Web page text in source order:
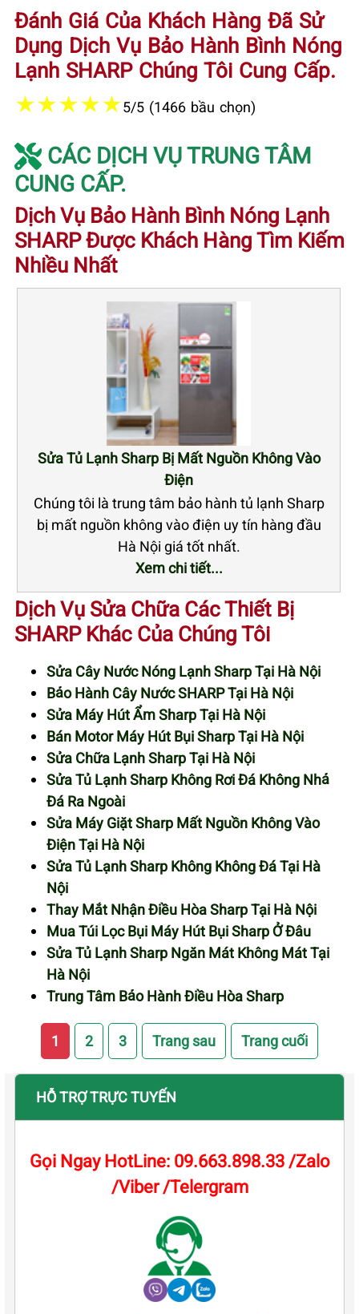
Đánh Giá Của Khách Hàng Đã Sử
Dụng Dịch Vụ Bảo Hành Bình Nóng
Lạnh SHARP Chúng Tôi Cung Cấp.
★★★★★5/5 (1466 bầu chọn)
CÁC DỊCH VỤ TRUNG TÂM
CUNG CẤP.
Dịch Vụ Bảo Hành Bình Nóng Lạnh
SHARP Được Khách Hàng Tìm Kiếm
Nhiều Nhất
Sửa Tủ Lạnh Sharp Bị Mất Nguồn Không Vào
Điện
Chúng tôi là trung tâm bảo hành tủ lạnh Sharp
bị mất nguồn không vào điện uy tín hàng đầu
Hà Nội giá tốt nhất.
Xem chi tiết...
Dịch Vụ Sửa Chữa Các Thiết Bị
SHARP Khác Của Chúng Tôi
Sửa Cây Nước Nóng Lạnh Sharp Tại Hà Nội
Bảo Hành Cây Nước SHARP Tại Hà Nội
Sửa Máy Hút Ẩm Sharp Tại Hà Nội
Bán Motor Máy Hút Bụi Sharp Tại Hà Nội
Sửa Chữa Lạnh Sharp Tại Hà Nội
Sửa Tủ Lạnh Sharp Không Rơi Đá Không Nhả
Đá Ra Ngoài
Sửa Máy Giặt Sharp Mất Nguồn Không Vào
Điện Tại Hà Nội
Sửa Tủ Lạnh Sharp Không Không Đá Tại Hà
Nội
Thay Mắt Nhận Điều Hòa Sharp Tại Hà Nội
Mua Túi Lọc Bụi Máy Hút Bụi Sharp Ở Đâu
Sửa Tủ Lạnh Sharp Ngăn Mát Không Mát Tại
Hà Nội
Trung Tâm Bảo Hành Điều Hòa Sharp
1 2 3 Trang sau Trang cuối
HỖ TRỢ TRỰC TUYẾN
Gọi Ngay HotLine: 09.663.898.33 /Zalo
/Viber /Telergram